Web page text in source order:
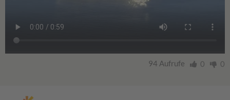
94 Aufrufe 0 0